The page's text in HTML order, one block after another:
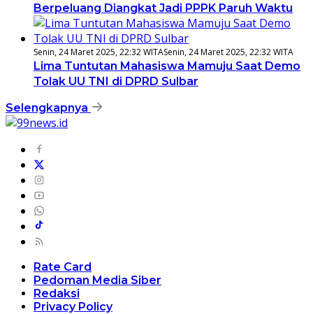
Berpeluang Diangkat Jadi PPPK Paruh Waktu
Senin, 24 Maret 2025, 22:32 WITASenin, 24 Maret 2025, 22:32 WITA
Lima Tuntutan Mahasiswa Mamuju Saat Demo
Tolak UU TNI di DPRD Sulbar
Selengkapnya
Rate Card
Pedoman Media Siber
Redaksi
Privacy Policy